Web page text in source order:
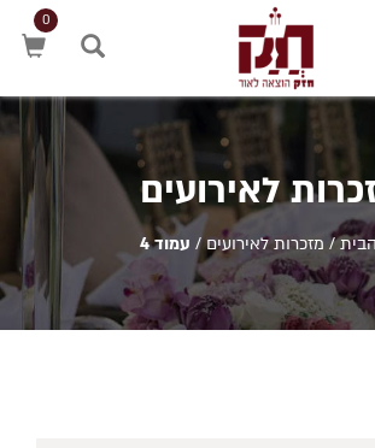
0
לאירועים
/ מזכרות לאירועים/ עמוד 4